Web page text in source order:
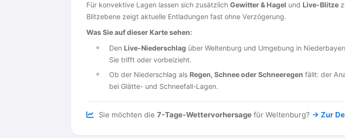
Für konvektive Lagen lassen sich zusätzlich Gewitter & Hagel und Live-Blitze
Blitzebene zeigt aktuelle Entladungen fast ohne Verzögerung.
Was Sie auf dieser Karte sehen:
Den Live-Niederschlag über Weltenburg und Umgebung in
Sie trifft oder vorbeizieht.
Ob der Niederschlag als Regen, Schnee oder Schneeregen fällt: der
bei Glätte- und Schneefall-Lagen.
Sie möchten die 7-Tage-Wettervorhersage für Weltenburg? → Zur